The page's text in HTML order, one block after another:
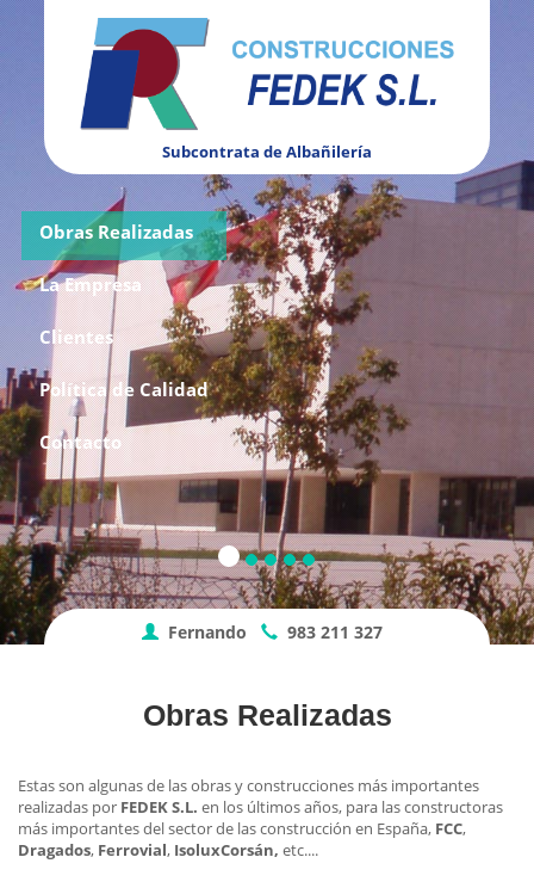
Subcontrata de Albañilería
Obras Realizadas
La Empresa
Clientes
Política de Calidad
Contacto
Fernando 983 211 327
Obras Realizadas
Estas son algunas de las obras y construcciones más importantes
realizadas por FEDEK S.L. en los últimos años, para las constructoras
más importantes del sector de las construcción en España, FCC,
Dragados, Ferrovial, IsoluxCorsán, etc....